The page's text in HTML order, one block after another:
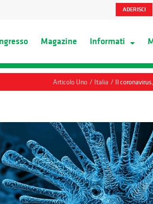
ADERISCI
Magazine Informati
Articolo Uno / Italia / Il